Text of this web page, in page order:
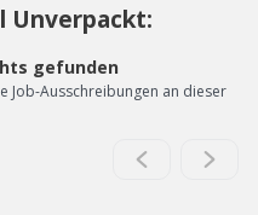
Unverpackt:
gefunden
Job-Ausschreibungen an dieser